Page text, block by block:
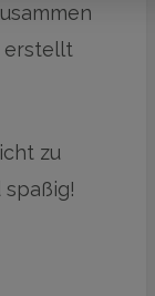
erstellt
zu